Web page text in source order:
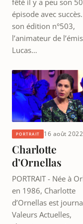
épisode avec
son édition n°503,
l’animateur de
Lucas…
PORTRAIT 16 août 2022
Charlotte
d’Ornellas
PORTRAIT - Née à
en 1986, Charlotte
d’Ornellas est
Valeurs Actuelles,